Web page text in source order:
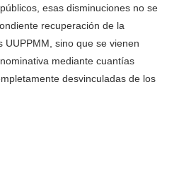
esas disminuciones no se
recuperación de la
UUPPMM, sino que se vienen
mediante cuantías
desvinculadas de los